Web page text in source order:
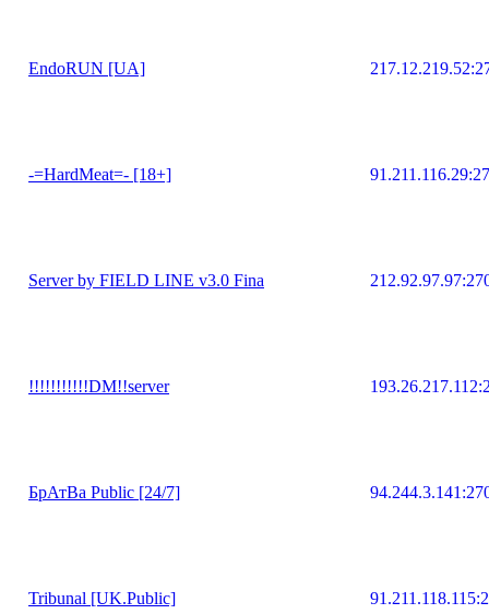
EndoRUN [UA]
-=HardMeat=- [18+]
Server by FIELD LINE v3.0 Fina
!!!!!!!!!!!DM!!server
БрАтВа Public [24/7]
Tribunal [UK.Public]